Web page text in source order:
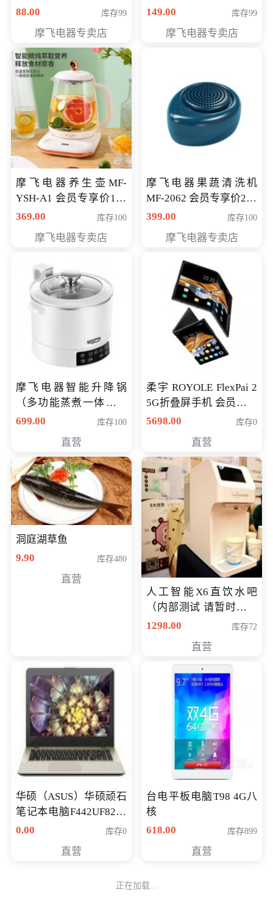
88.00
库存99
摩飞电器专卖店
98元
149.00 库存99
摩飞电器专卖店
摩飞电器养生壶MF-
YSH-A1 会员专享价198
元
369.00 库存100
摩飞电器专卖店
摩飞电器果蔬清洗机
MF-2062 会员专享价268
元
399.00 库存100
摩飞电器专卖店
摩飞电器智能升降锅
（多功能蒸煮一体锅）
（智能升降养生锅） 会
699.00 库存100
直营
柔宇 ROYOLE FlexPai 2
5G折叠屏手机 会员专享
购买价格 4998元
5698.00 库存0
直营
洞庭湖草鱼
9.90
库存480
直营
人工智能X6直饮水吧
（内部测试 请暂时不要
购买）
1298.00 库存72
直营
华硕（ASUS）华硕顽石
笔记本电脑F442UF8250
八代独显轻薄办公商务
0.00 库存0
直营
台电平板电脑T98 4G八
核
618.00
库存899
直营
正在加载...